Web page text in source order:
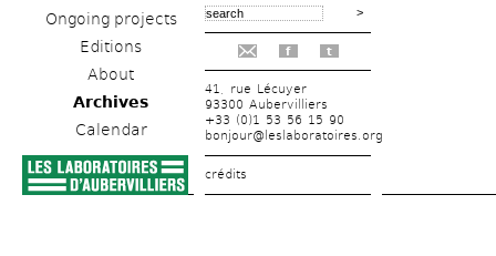
Ongoing projects
Editions
About
Archives
Calendar
f t
41, rue Lécuyer
93300 Aubervilliers
+33 (0)1 53 56 15 90
bonjour@leslaboratoires.org
crédits